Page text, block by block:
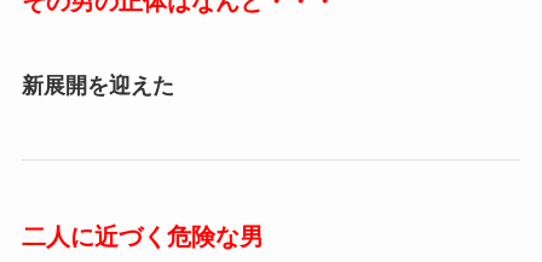
新展開を迎えた
二人に近づく危険な男